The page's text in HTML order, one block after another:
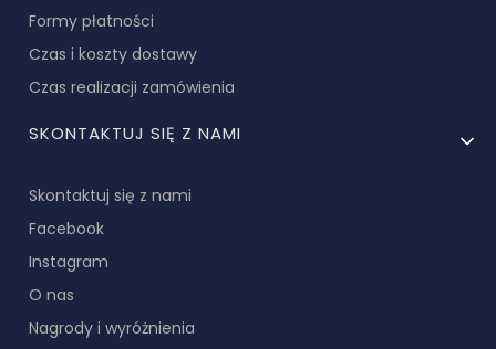
Formy płatności
Czas i koszty dostawy
Czas realizacji zamówienia
SKONTAKTUJ SIĘ Z NAMI
Skontaktuj się z nami
Facebook
Instagram
O nas
Nagrody i wyróżnienia